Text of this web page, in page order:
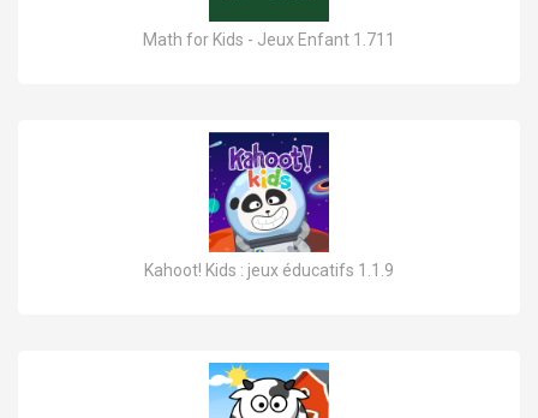
Math for Kids - Jeux Enfant 1.711
Kahoot! Kids : jeux éducatifs 1.1.9